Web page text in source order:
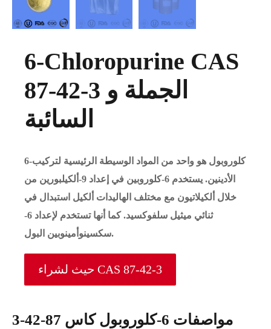
6-Chloropurine CAS
87-42-3 الجملة و
السائبة
6-كلوروبول هو واحد من المواد الوسيطة الرئيسية لتركيب
الأدينين. يستخدم 6-كلوروبين في إعداد 9-ألكيلبورين من
خلال ألكيلاتيون مع مختلف الهاليدات ألكيل استبدال في
ثنائي ميثيل سلفوكسيد. كما أنها تستخدم لإعداد 6-
سكسينوأمينوبين البول.
حيث لشراء CAS 87-42-3
مواصفات 6-كلوروبول كاس 87-42-3